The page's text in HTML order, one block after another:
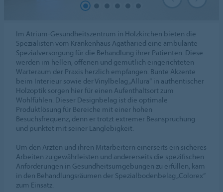
Im Atrium-Gesundheitszentrum in Holzkirchen bieten die
Spezialisten vom Krankenhaus Agatharied eine ambulante
Spezialversorgung für die Behandlung ihrer Patienten. Diese
werden im hellen, offenen und gemütlich eingerichteten
Warteraum der Praxis herzlich empfangen. Bunte Akzente
beim Interieur sowie der Vinylbelag „Allura“ in authentischer
Holzoptik sorgen hier für einen Aufenthaltsort zum
Wohlfühlen. Dieser Designbelag ist die optimale
Produktlösung für Bereiche mit einer hohen
Besuchsfrequenz, denn er trotzt extremer Beanspruchung
und punktet mit seiner Langlebigkeit.
Um den Ärzten und ihren Mitarbeitern einerseits ein sicheres
Arbeiten zu gewährleisten und andererseits die spezifischen
Anforderungen in Gesundheitsumgebungen zu erfüllen, kam
in den Behandlungsräumen der Spezialbodenbelag „Colorex“
zum Einsatz.